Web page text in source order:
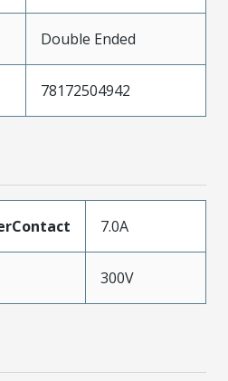
Double Ended
78172504942
7.0A
300V